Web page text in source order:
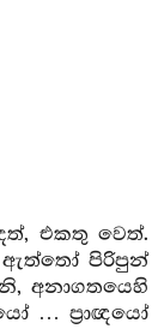
එකතු වෙත්.
ඇත්තෝ පිරිපුන්
අනාගතයෙහි
… ප්‍රාඥයෝ